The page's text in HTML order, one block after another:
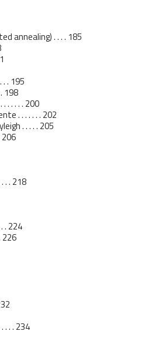
annealing) . . . . 185
. . 195
198
. . . . . 200
. . . . . . . 202
. . . . . 205
206
. . 218
. 224
226
. . . 234